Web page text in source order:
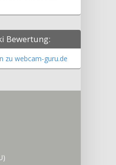
Bewertung: